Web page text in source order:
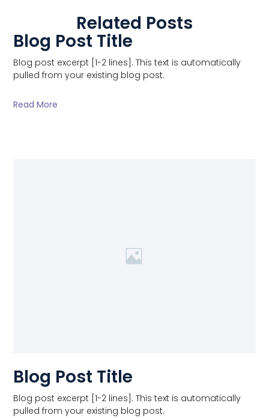
Related Posts
Blog Post Title
Blog post excerpt [1-2 lines]. This text is automatically
pulled from your existing blog post.
Read More
Blog Post Title
Blog post excerpt [1-2 lines]. This text is automatically
pulled from your existing blog post.